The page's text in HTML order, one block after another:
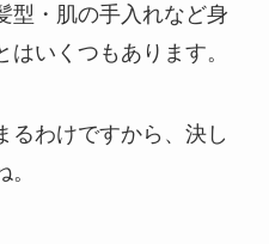
型・肌の手入れなど身
いくつもあります。
るわけですから、決し